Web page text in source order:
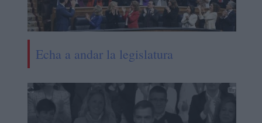
Echa a andar la legislatura